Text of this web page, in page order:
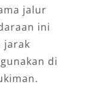
jalur
ini
jarak
di